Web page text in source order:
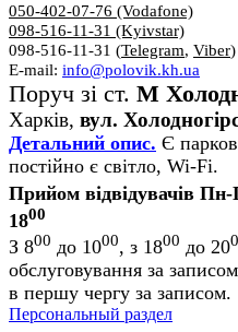
050-402-07-76 (Vodafone)
098-516-11-31 (Kyivstar)
098-516-11-31 (Telegram, Viber)
E-mail: info@polovik.kh.ua
Поруч зі ст. М
Харків, вул.
Детальний опис. Є
постійно є світло, Wi-Fi.
Прийом відвідувачів
1800
З 800 до 1000, з 1800 до 20
обслуговування за
в першу чергу за записом.
Персональный раздел